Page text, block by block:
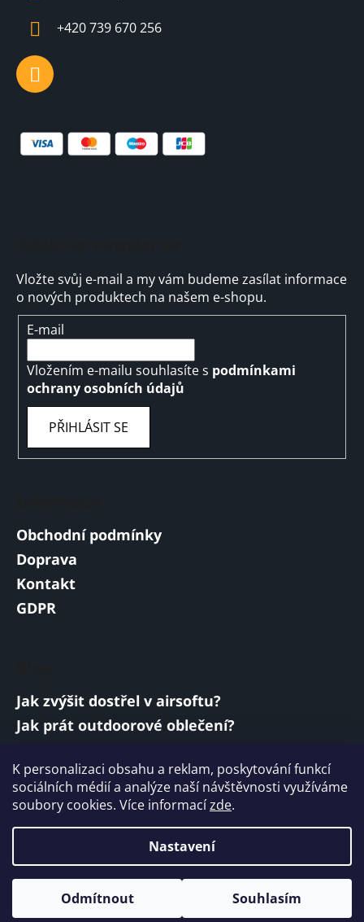
K personalizaci obsahu a reklam, poskytování funkcí
sociálních médií a analýze naší návštěvnosti využíváme
soubory cookies. Více informacízde.
Nastavení
Odmítnout Souhlasím
+420 739 670 256
Vložte svůj e-mail a my vám budeme zasílat informace
o nových produktech na našem e-shopu.
E-mail
Vložením e-mailu souhlasíte s podmínkami
ochrany osobních údajů
PŘIHLÁSIT SE
Obchodní podmínky
Doprava
Kontakt
GDPR
Jak zvýšit dostřel v airsoftu?
Jak prát outdoorové oblečení?
Vojenská a armádní sluchátka: co musí
splňovat?
ARCHIV
Vytvořil Shoptet
Copyright 2026
. Všechna práva